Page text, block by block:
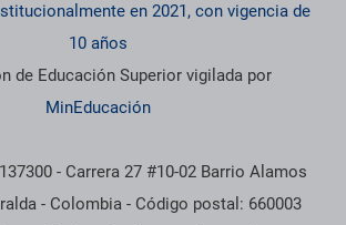
en 2021, con vigencia de
10 años
de Educación Superior vigilada por
MinEducación
- Carrera 27 #10-02 Barrio Alamos
- Colombia - Código postal: 660003